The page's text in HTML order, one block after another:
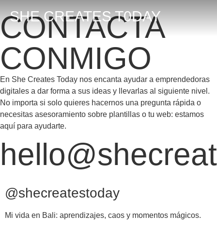
SHE CREATES T0DAY
CONTACTA
CONMIGO
En She Creates Today nos encanta ayudar a emprendedoras
digitales a dar forma a sus ideas y llevarlas al siguiente nivel.
No importa si solo quieres hacernos una pregunta rápida o
necesitas asesoramiento sobre plantillas o tu web: estamos
aquí para ayudarte.
@shecreatestoday
Mi vida en Bali: aprendizajes, caos y momentos mágicos.